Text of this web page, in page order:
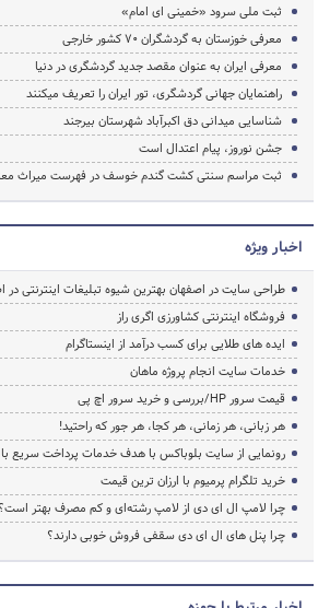
ثبت ملی سرود «خمینی ای امام»
معرفی خوزستان به گردشگران 70 کشور خارجی
معرفی ایران به عنوان مقصد جدید گردشگری در دنیا
راهنمایان جهانی گردشگری، تور ایران را تعریف میکنند
شناسایی میدانی دق اکبرآباد شهرستان بیرجند
جشن نوروز، پیام اعتدال است
ثبت مراسم سنتی کشت گندم خوسف در فهرست میراث
اخبار ویژه
طراحی سایت در اصفهان بهترین شیوه تبلیغات اینترنتی در
فروشگاه اینترنتی کشاورزی اگری راز
ایده های طلایی برای کسب درآمد از اینستاگرام
خدمات سایت انجام پروژه ماهان
قیمت سرور HP/بررسی و خرید سرور اچ پی
هر زبانی، هر زمانی، هر کجا، هر جور که راحتید!
رونمایی از سایت بلوباکس با هدف خدمات پرداخت سریع با
خرید تلگرام پرمیوم با ارزان ترین قیمت
چرا لامپ ال ای دی از لامپ رشته‌ای و کم مصرف بهتر است؟
چرا پنل های ال ای دی سقفی فروش خوبی دارند؟